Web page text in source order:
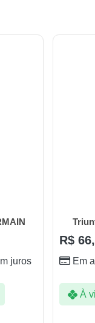
juros
R$
Em
À